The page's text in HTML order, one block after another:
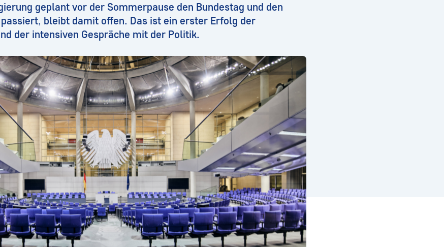
geplant vor der Sommerpause den Bundestag und den
bleibt damit offen. Das ist ein erster Erfolg der
der intensiven Gespräche mit der Politik.